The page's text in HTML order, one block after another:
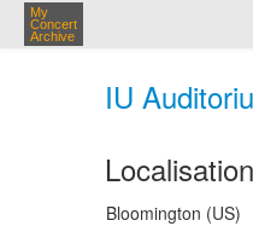
My
Concert
Archive
IU
Localisation
Bloomington (US)